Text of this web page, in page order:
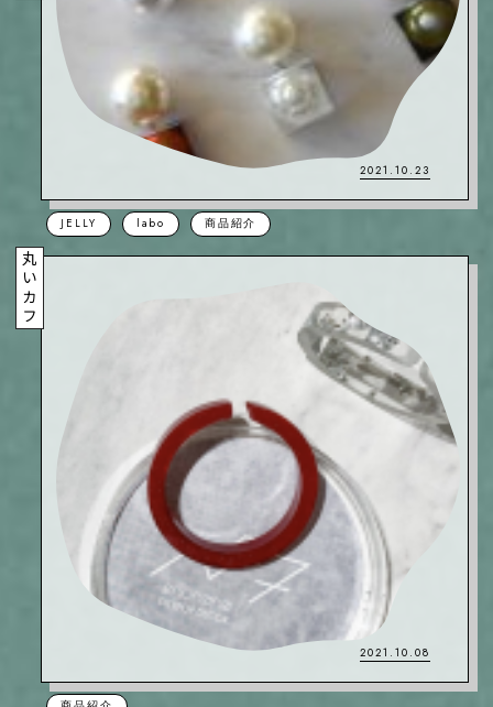
2021.10.23
JELLY labo 商品紹介
2021.10.08
丸いカフ